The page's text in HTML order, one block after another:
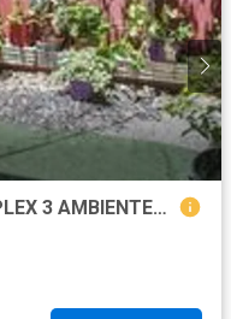
OPORTUNIDAD PRECIOSO DUPLEX 3 AMBIENTES CON COCHERA JARDIN Y PATIO